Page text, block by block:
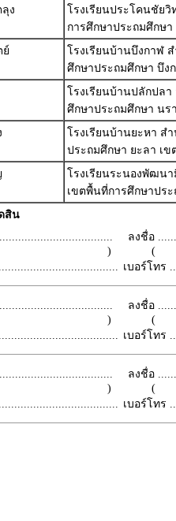
ง
โรงเรียนประโคนชัย
การศึกษาประถมศึกษา
ย์
โรงเรียนบ้านบึงกาฬ
ศึกษาประถมศึกษา บึง
โรงเรียนบ้านปลักปล
ศึกษาประถมศึกษา นร
โรงเรียนบ้านยะหา ส
ประถมศึกษา ยะลา เข
โรงเรียนระนองพัฒน
เขตพื้นที่การศึกษาปร
สิน
)
ลงชื่อ
เบอร์โทร
)
ลงชื่อ
เบอร์โทร
)
ลงชื่อ
เบอร์โทร